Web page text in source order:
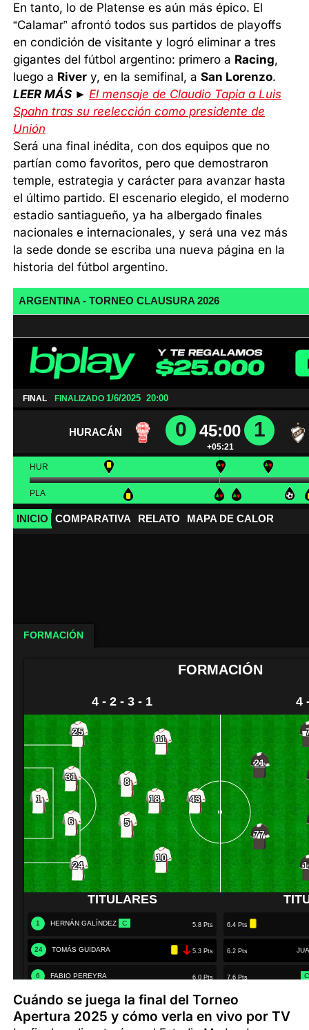
En tanto, lo de Platense es aún más épico. El
“Calamar” afrontó todos sus partidos de playoffs
en condición de visitante y logró eliminar a tres
gigantes del fútbol argentino: primero a Racing,
luego a River y, en la semifinal, aSan Lorenzo.
LEER MÁS ►El mensaje de Claudio Tapia a Luis
Spahn tras su reelección como presidente de
Unión
Será una final inédita, con dos equipos que no
partían como favoritos, pero que demostraron
temple, estrategia y carácter para avanzar hasta
el último partido. El escenario elegido, el moderno
estadio santiagueño, ya ha albergado finales
nacionales e internacionales, y será una vez más
la sede donde se escriba una nueva página en la
historia del fútbol argentino.
Cuándo se juega la final del Torneo
Apertura 2025 y cómo verla en vivo por TV